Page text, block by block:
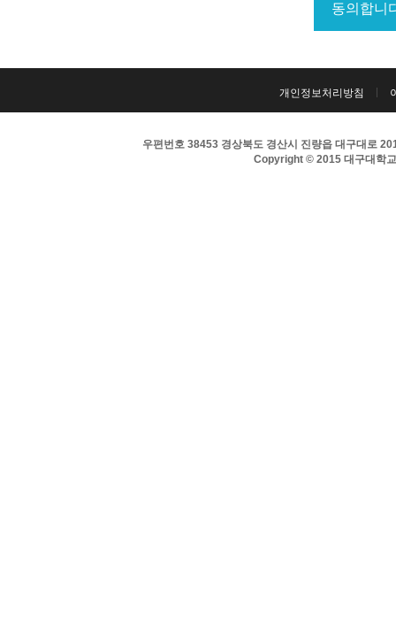
개인정보처리방침
우편번호 38453 경상북도 경산시 진량읍 대구대로
Copyright © 2015 대구대학